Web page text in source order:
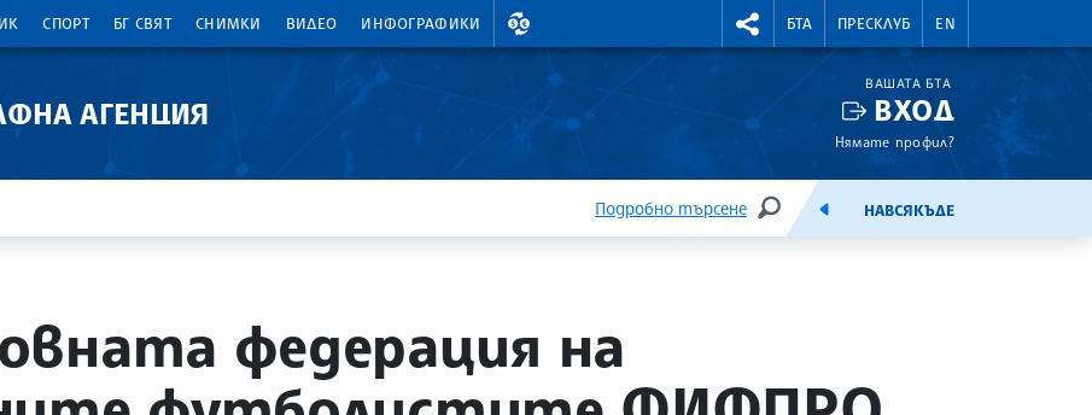
СПОРТ БГ СВЯТ СНИМКИ ВИДЕО ИНФОГРАФИКИ
ВАЛУТНИ КУРСОВЕ RIGHTMENU.SOCIAL
БТА ПРЕСКЛУБ EN
АГЕНЦИЯ
ВАШАТА БТА
ВХОД
Нямате профил?
Подробно търсене
ТЪРСЕНЕЕМИСИЯНАВСЯКЪДЕ
федерация на